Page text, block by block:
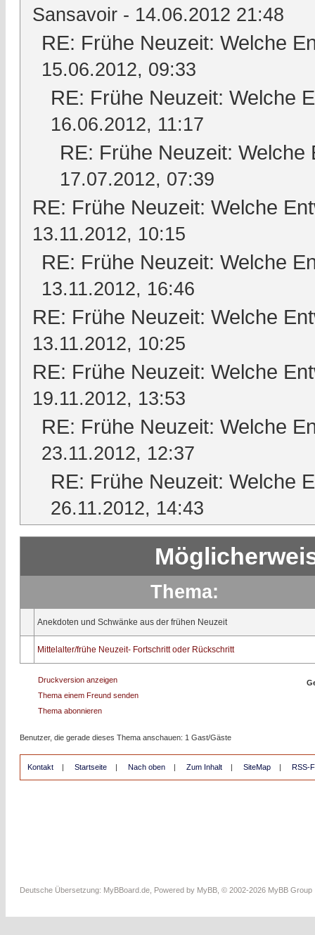
Sansavoir - 14.06.2012 21:48
RE: Frühe Neuzeit: Welche
15.06.2012, 09:33
RE: Frühe Neuzeit: Welche
16.06.2012, 11:17
RE: Frühe Neuzeit:
17.07.2012, 07:39
RE: Frühe Neuzeit: Welche
13.11.2012, 10:15
RE: Frühe Neuzeit: Welche
13.11.2012, 16:46
RE: Frühe Neuzeit: Welche
13.11.2012, 10:25
RE: Frühe Neuzeit: Welche
19.11.2012, 13:53
RE: Frühe Neuzeit: Welche
23.11.2012, 12:37
RE: Frühe Neuzeit: Welche
26.11.2012, 14:43
Thema:
Anekdoten und Schwänke aus der frühen Neuzeit
Mittelalter/frühe Neuzeit- Fortschritt oder Rückschritt
Druckversion anzeigen
Thema einem Freund senden
Thema abonnieren
Benutzer, die gerade dieses Thema anschauen: 1 Gast/Gäste
Kontakt | Startseite | Nach oben | Zum Inhalt | SiteMap | RSS-
Deutsche Übersetzung: MyBBoard.de , Powered by MyBB , © 2002-2026 MyBB Group